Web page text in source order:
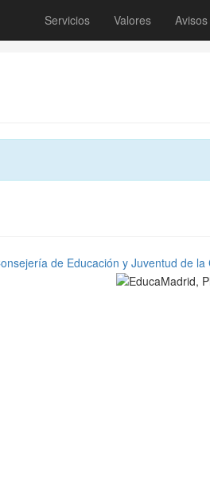
Servicios Valores Avisos